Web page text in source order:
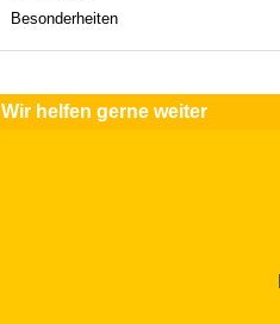
Besonderheiten
Wir helfen gerne weiter